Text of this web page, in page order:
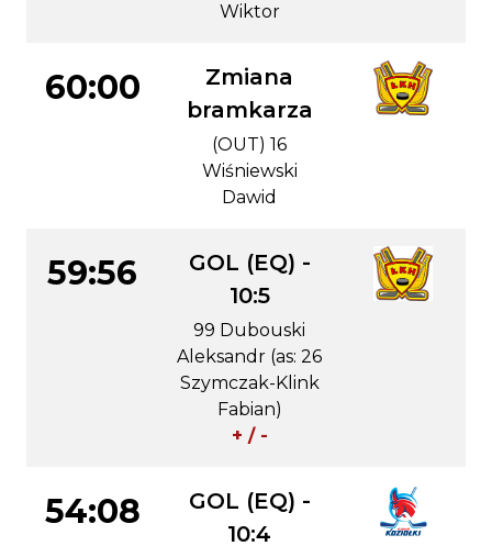
Wiktor
60:00
Zmiana
bramkarza
(OUT) 16
Wiśniewski
Dawid
59:56
GOL (EQ) -
10:5
99 Dubouski
Aleksandr (as: 26
Szymczak-Klink
Fabian)
+ / -
54:08
GOL (EQ) -
10:4